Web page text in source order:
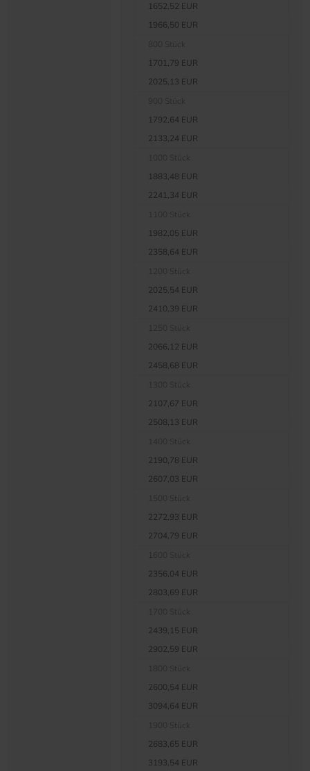
1652,52 EUR
1966,50 EUR
1701,79 EUR
2025,13 EUR
1792,64 EUR
2133,24 EUR
1883,48 EUR
2241,34 EUR
1982,05 EUR
2358,64 EUR
2025,54 EUR
2410,39 EUR
2066,12 EUR
2458,68 EUR
2107,67 EUR
2508,13 EUR
2190,78 EUR
2607,03 EUR
2272,93 EUR
2704,79 EUR
2356,04 EUR
2803,69 EUR
2439,15 EUR
2902,59 EUR
2600,54 EUR
3094,64 EUR
2683,65 EUR
3193,54 EUR